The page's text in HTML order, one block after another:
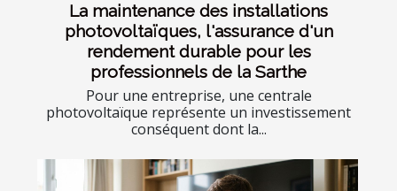
La maintenance des installations
photovoltaïques, l'assurance d'un
rendement durable pour les
professionnels de la Sarthe
Pour une entreprise, une centrale
photovoltaïque représente un investissement
conséquent dont la...